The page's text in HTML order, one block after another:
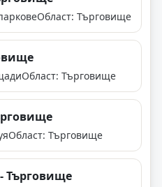
Област: Търговище
Област: Търговище
Област: Търговище
Търговище